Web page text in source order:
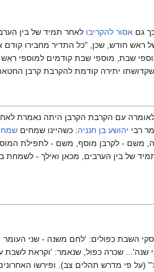
גם אסור להקריבו לאחר תמיד של בין
חודש, שכן, "כל התדיר מחבירו קודם
שבת, מוספי שבת קודמים למוספי
יתירה קודמת להקרבת קרבן
עם הקרבת הקרבן היתה נאמרת
רבי יהושע בן חנניה: כשהיינו שמחים
משם - לקרבן מוסף, משם - לתפילת
של בין הערבים, מכאן ואילך - לשמחת
השבת כפולים: 'לחם משנה - שני העומר
שנה'... שכרה כפול, שנאמר: 'וקראת לשבת
(על פי מדרש תהלים צב). ופירשו